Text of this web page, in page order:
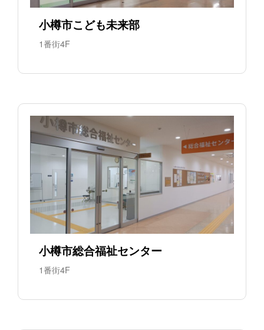
小樽市こども未来部
1番街4F
小樽市総合福祉センター
1番街4F